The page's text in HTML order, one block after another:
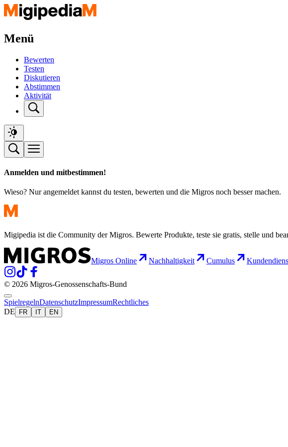
Menü
Bewerten
Testen
Diskutieren
Abstimmen
Aktivität
Anmelden und mitbestimmen!
Wieso? Nur angemeldet kannst du testen, bewerten und die Migros noch besser machen.
Migipedia ist die Community der Migros. Bewerte Produkte, teste sie gratis, stelle und
Migros Online Nachhaltigkeit Cumulus
© 2026 Migros-Genossenschafts-Bund
SpielregelnDatenschutzImpressumRechtliches
DE
FR IT EN